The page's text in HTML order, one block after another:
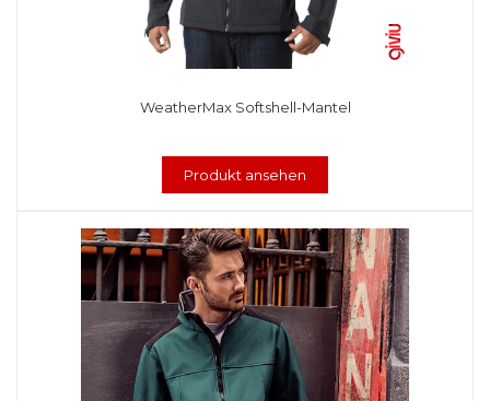
WeatherMax Softshell-Mantel
Produkt ansehen